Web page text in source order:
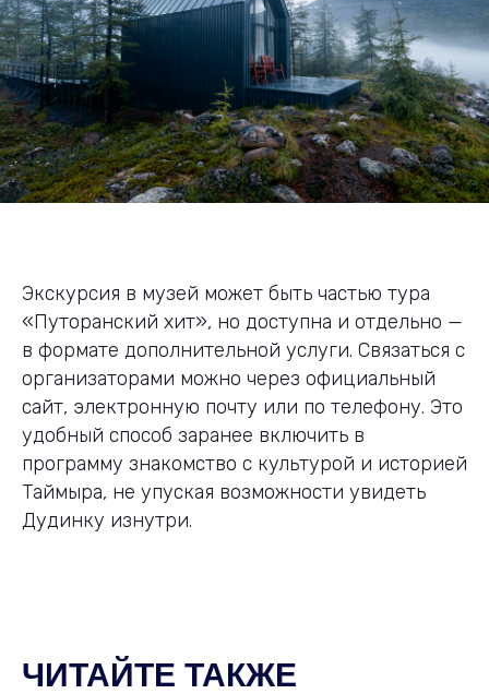
Экскурсия в музей может быть частью тура
«Путоранский хит», но доступна и отдельно —
в формате дополнительной услуги. Связаться с
организаторами можно через официальный
сайт, электронную почту или по телефону. Это
удобный способ заранее включить в
программу знакомство с культурой и историей
Таймыра, не упуская возможности увидеть
Дудинку изнутри.
ЧИТАЙТЕ ТАКЖЕ